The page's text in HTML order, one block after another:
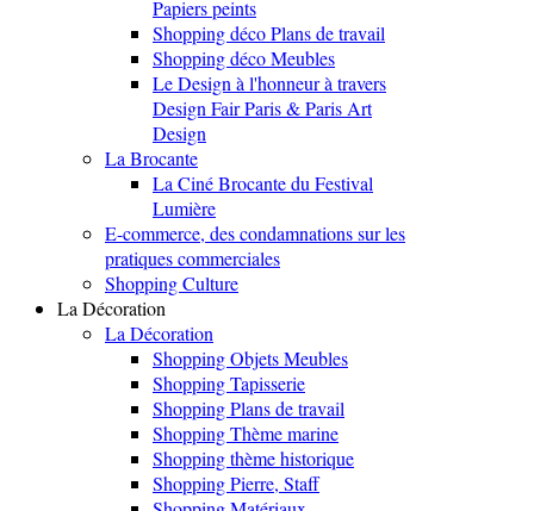
Papiers peints
Shopping déco Plans de travail
Shopping déco Meubles
Le Design à l'honneur à travers
Design Fair Paris & Paris Art
Design
La Brocante
La Ciné Brocante du Festival
Lumière
E-commerce, des condamnations sur les
pratiques commerciales
Shopping Culture
La Décoration
La Décoration
Shopping Objets Meubles
Shopping Tapisserie
Shopping Plans de travail
Shopping Thème marine
Shopping thème historique
Shopping Pierre, Staff